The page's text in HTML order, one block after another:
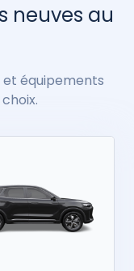
neuves au
et équipements